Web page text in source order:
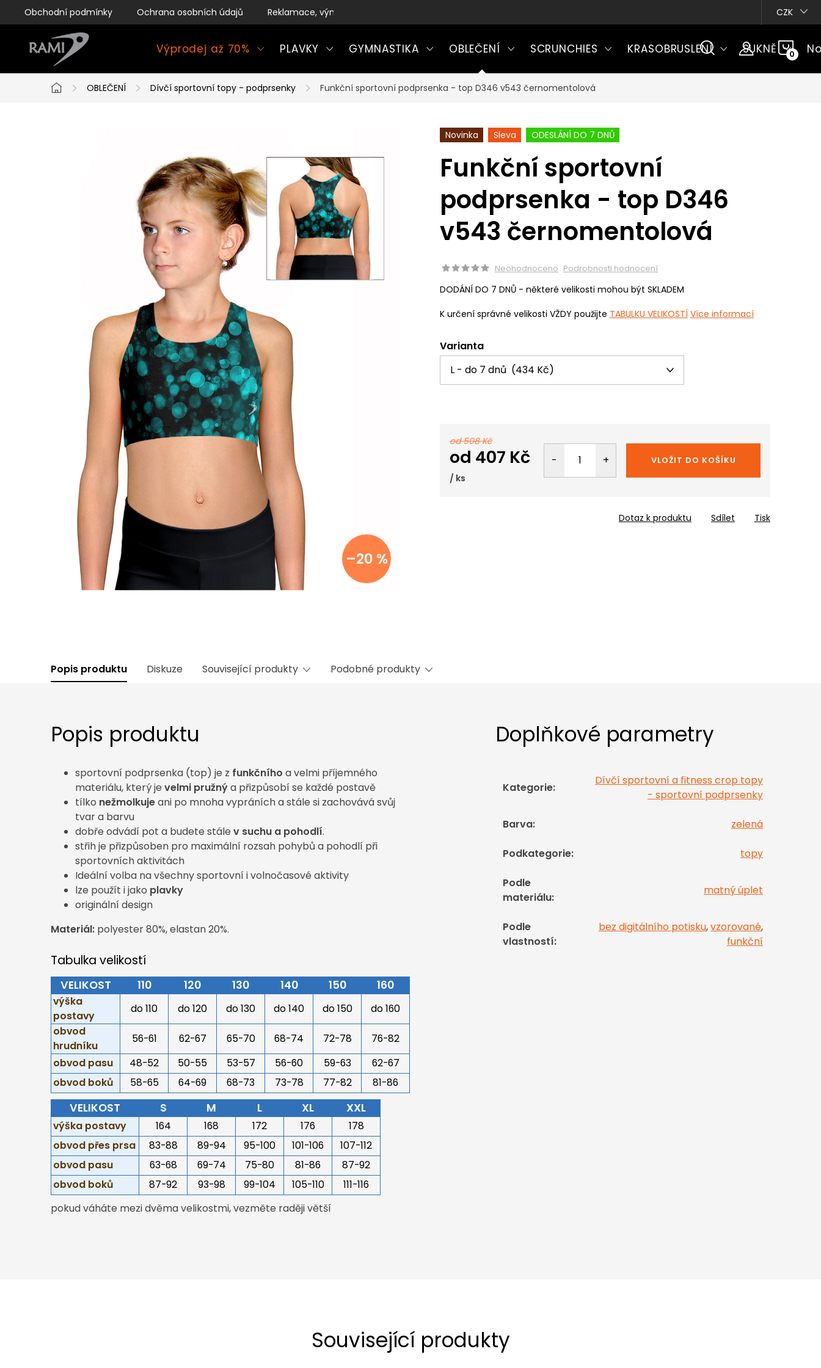
na
Obchodní podmínky Ochrana osobních údajů Reklamace, výměny a vrácení zboží CZK
Výprodej až 70% PLAVKY GYMNASTIKA OBLEČENÍ SCRUNCHIES KRASOBRUSLENÍ SUKNĚ
Domů
OBLEČENÍ Dívčí sportovní topy - podprsenky Funkční sportovní podprsenka - top D346 v543 černomentolová
–20 %
Novinka Sleva ODESLÁNÍ DO 7 DNŮ
Funkční sportovní
podprsenka - top D346
v543 černomentolová
Neohodnoceno Podrobnosti hodnocení
DODÁNÍ DO 7 DNŮ - některé velikosti mohou být SKLADEM
K určení správné velikosti VŽDY použijte TABULKU VELIKOSTÍ Více informací
Varianta
od 508 Kč
od 407 Kč
/ ks
VLOŽIT DO KOŠÍKU
Tisk
Dotaz k produktu Sdílet
Popis produktu Diskuze Související produkty Podobné produkty
Popis produktu
sportovní podprsenka (top) je z funkčního a velmi příjemného
materiálu, který je velmi pružnýa přizpůsobí se každé postavě
tílko nežmolkujeani po mnoha vypráních a stále si zachovává svůj
tvar a barvu
dobře odvádí pot a budete stále v suchu a pohodlí.
střih je přizpůsoben pro maximální rozsah pohybů a pohodlí při
sportovních aktivitách
Ideální volba na všechny sportovní i volnočasové aktivity
lze použít i jako plavky
originální design
Materiál: polyester 80%, elastan 20%.
Tabulka velikostí
VELIKOST 110 120 130 140 150 160
výška
postavy
do 110 do 120 do 130 do 140 do 150
do 160
obvod
hrudníku
56-61 62-67 65-70 68-74 72-78
76-82
obvod pasu
48-52 50-55 53-57 56-60 59-63
62-67
obvod boků
58-65 64-69 68-73 73-78 77-82 81-86
VELIKOST S M L XL XXL
výška postavy 164 168 172 176
178
obvod přes prsa
83-88 89-94 95-100 101-106
107-112
obvod pasu
63-68 69-74 75-80 81-86
87-92
obvod boků
87-92 93-98 99-104 105-110
111-116
pokud váháte mezi dvěma velikostmi, vezměte raději větší
Doplňkové parametry
Kategorie:
Dívčí sportovní a fitness crop topy
- sportovní podprsenky
Barva: zelená
Podkategorie: topy
Podle
materiálu:
matný úplet
Podle
vlastností:
bez digitálního potisku,vzorované,
funkční
Související produkty